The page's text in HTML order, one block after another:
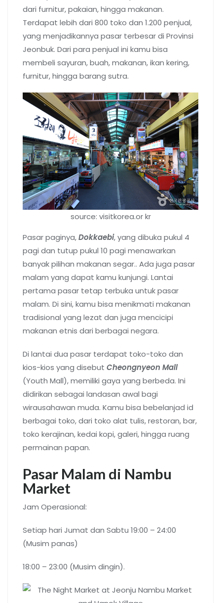
dari furnitur, pakaian, hingga makanan.
Terdapat lebih dari 800 toko dan 1.200 penjual,
yang menjadikannya pasar terbesar di Provinsi
Jeonbuk. Dari para penjual ini kamu bisa
membeli sayuran, buah, makanan, ikan kering,
furnitur, hingga barang sutra.
source: visitkorea.or kr
Pasar paginya,Dokkaebi, yang dibuka pukul 4
pagi dan tutup pukul 10 pagi menawarkan
banyak pilihan makanan segar.. Ada juga pasar
malam yang dapat kamu kunjungi. Lantai
pertama pasar tetap terbuka untuk pasar
malam. Di sini, kamu bisa menikmati makanan
tradisional yang lezat dan juga mencicipi
makanan etnis dari berbagai negara.
Di lantai dua pasar terdapat toko-toko dan
kios-kios yang disebut Cheongnyeon Mall
(Youth Mall), memiliki gaya yang berbeda. Ini
didirikan sebagai landasan awal bagi
wirausahawan muda. Kamu bisa bebelanjad id
berbagai toko, dari toko alat tulis, restoran, bar,
toko kerajinan, kedai kopi, galeri, hingga ruang
permainan papan.
Pasar Malam di Nambu
Market
Jam Operasional:
Setiap hari Jumat dan Sabtu 19:00 – 24:00
(Musim panas)
18:00 – 23:00 (Musim dingin).